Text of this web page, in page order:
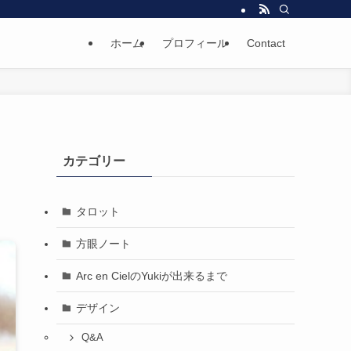
ホーム プロフィール Contact
カテゴリー
タロット
方眼ノート
Arc en CielのYukiが出来るまで
デザイン
Q&A